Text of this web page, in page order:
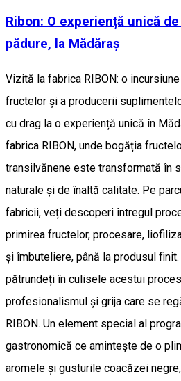
Ribon: O experiență unică
pădure, la Mădăraș
Vizită la fabrica RIBON: o
fructelor și a producerii
cu drag la o experiență unică în
fabrica RIBON, unde bogăția
transilvănene este transformată în
naturale și de înaltă calitate. Pe
fabricii, veți descoperi întregul
primirea fructelor, procesare,
și îmbuteliere, până la produsul
pătrundeți în culisele acestui
profesionalismul și grija care se
RIBON. Un element special al
gastronomică ce amintește de o
aromele și gusturile coacăzei